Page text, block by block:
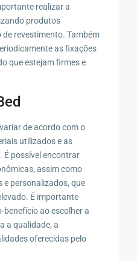
realizar a
produtos
revestimento. Também
as fixações
que estejam firmes e
de acordo com o
utilizados e as
É possível encontrar
assim como
personalizados, que
É importante
ao escolher a
a qualidade, a
oferecidas pelo